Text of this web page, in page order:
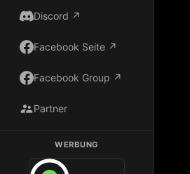
Discord ↗
Facebook Seite ↗
Facebook Group ↗
Partner
WERBUNG
Dark Radio auf Radio.de hören